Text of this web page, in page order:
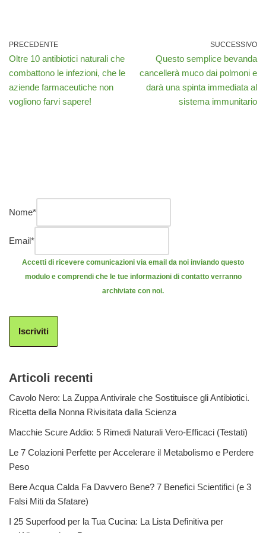
PRECEDENTE
Oltre 10 antibiotici naturali che
combattono le infezioni, che le
aziende farmaceutiche non
vogliono farvi sapere!
SUCCESSIVO
Questo semplice bevanda
cancellerà muco dai polmoni e
darà una spinta immediata al
sistema immunitario
Nome*
Email*
Accetti di ricevere comunicazioni via email da noi inviando questo
modulo e comprendi che le tue informazioni di contatto verranno
archiviate con noi.
Iscriviti
Articoli recenti
Cavolo Nero: La Zuppa Antivirale che Sostituisce gli Antibiotici.
Ricetta della Nonna Rivisitata dalla Scienza
Macchie Scure Addio: 5 Rimedi Naturali Vero-Efficaci (Testati)
Le 7 Colazioni Perfette per Accelerare il Metabolismo e Perdere
Peso
Bere Acqua Calda Fa Davvero Bene? 7 Benefici Scientifici (e 3
Falsi Miti da Sfatare)
I 25 Superfood per la Tua Cucina: La Lista Definitiva per